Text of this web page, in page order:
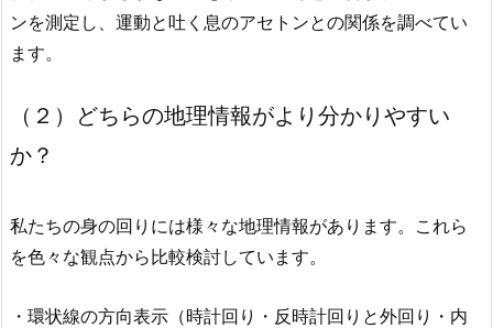
ンを測定し、運動と吐く息のアセトンとの関係を調べてい
ます。
（２）どちらの地理情報がより分かりやすい
か？
私たちの身の回りには様々な地理情報があります。これら
を色々な観点から比較検討しています。
・環状線の方向表示（時計回り・反時計回りと外回り・内